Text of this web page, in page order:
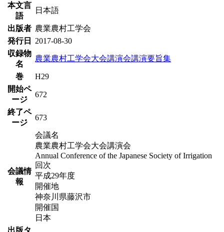
本文言
語
日本語
出版者 農業農村工学会
発行日
2017-08-30
収録物
名
農業農村工学会大会講演会講演要旨集
巻
H29
開始ペ
ージ
672
終了ペ
ージ
673
会議情
報
会議名
農業農村工学会大会講演会
Annual Conference of the Japanese Society of Irrigation
回次
平成29年度
開催地
神奈川県藤沢市
開催国
日本
出版タ